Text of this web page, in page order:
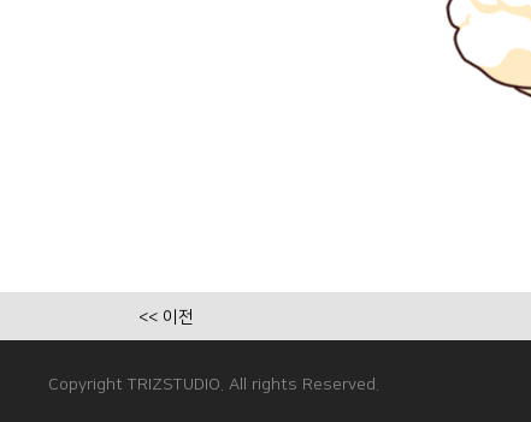
<< 이전
Copyright TRIZSTUDIO. All rights Reserved.